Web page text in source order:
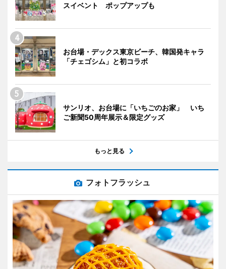
スイベント ポップアップも
お台場・デックス東京ビーチ、韓国発キャラ
「チェゴシム」と初コラボ
サンリオ、お台場に「いちごのお家」 いち
ご新聞50周年展示＆限定グッズ
もっと見る
フォトフラッシュ